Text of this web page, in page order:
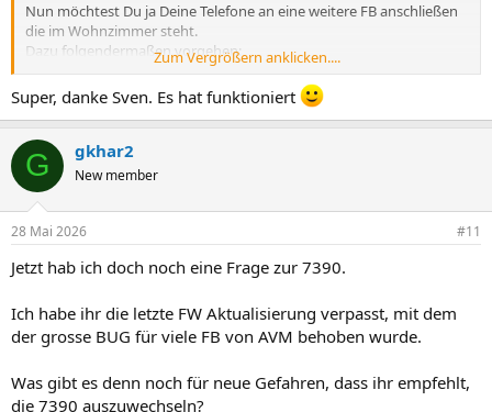
Nun möchtest Du ja Deine Telefone an eine weitere FB anschließen
die im Wohnzimmer steht.
Dazu folgendermaßen vorgehen:
Du richtest an der Hauptbox ein SIP Telefon ein. Bei der Einrichtung
in der FB heißt das LAN/WLAN / IP-Telefon,
Dem weißt Du die Rufnummer zu, auf der es erreichbar sein soll und
Dann auf die Box im Wohnzimmer gehen.
Dort richtest Du dann die nötige Rufnummer ein, allerdings ist die
Haupt FB in dem Fall Dein SIP Provider.
Also mit den Daten einrichten die Du bei Einrichtung des SIP
Telefons an der Hauptbox vergeben hast.
Nun kannst Du das Telefoniegerät einrichten und weißt diese
Rufnummer zu.
Die Anrufe kommen bei Dir nicht durch zur FB im Wohnzimmer.
Raus ins Internet geht alles. Aber eben nicht rein.
Ggf. könnte es auch funktionieren wenn man den SIP Port von der
Zum Vergrößern anklicken....
Super, danke Sven. Es hat funktioniert
G gkhar2
New member
28 Mai 2026 #11
Jetzt hab ich doch noch eine Frage zur 7390.
Ich habe ihr die letzte FW Aktualisierung verpasst, mit dem
der grosse BUG für viele FB von AVM behoben wurde.
Was gibt es denn noch für neue Gefahren, dass ihr empfehlt,
die 7390 auszuwechseln?